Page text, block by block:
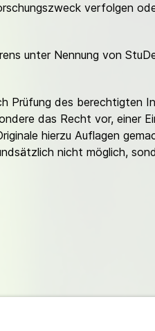
verfolgen
unter Nennung von
Prüfung des berechtigten
das Recht vor, einer
hierzu Auflagen
nicht möglich,